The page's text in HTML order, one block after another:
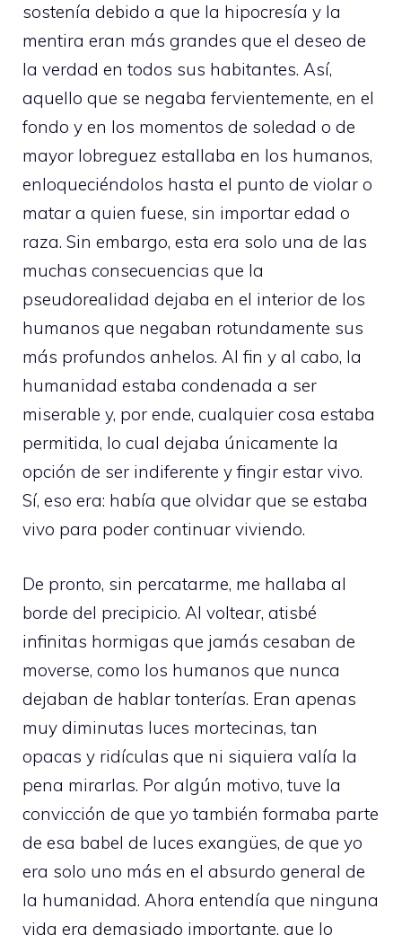
sostenía debido a que la hipocresía y la
mentira eran más grandes que el deseo de
la verdad en todos sus habitantes. Así,
aquello que se negaba fervientemente, en el
fondo y en los momentos de soledad o de
mayor lobreguez estallaba en los humanos,
enloqueciéndolos hasta el punto de violar o
matar a quien fuese, sin importar edad o
raza. Sin embargo, esta era solo una de las
muchas consecuencias que la
pseudorealidad dejaba en el interior de los
humanos que negaban rotundamente sus
más profundos anhelos. Al fin y al cabo, la
humanidad estaba condenada a ser
miserable y, por ende, cualquier cosa estaba
permitida, lo cual dejaba únicamente la
opción de ser indiferente y fingir estar vivo.
Sí, eso era: había que olvidar que se estaba
vivo para poder continuar viviendo.
De pronto, sin percatarme, me hallaba al
borde del precipicio. Al voltear, atisbé
infinitas hormigas que jamás cesaban de
moverse, como los humanos que nunca
dejaban de hablar tonterías. Eran apenas
muy diminutas luces mortecinas, tan
opacas y ridículas que ni siquiera valía la
pena mirarlas. Por algún motivo, tuve la
convicción de que yo también formaba parte
de esa babel de luces exangües, de que yo
era solo uno más en el absurdo general de
la humanidad. Ahora entendía que ninguna
vida era demasiado importante, que lo